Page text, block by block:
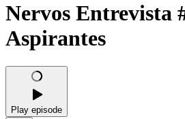
Nervos Entrevista
Aspirantes
Play episode